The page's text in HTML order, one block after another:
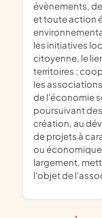
évènements,
et toute action
les initiatives
citoyenne, le
territoires ;
les
de l'économie
poursuivant
création, au
de projets à
ou
largement,
l'objet de